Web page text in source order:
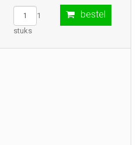
1
stuks
bestel